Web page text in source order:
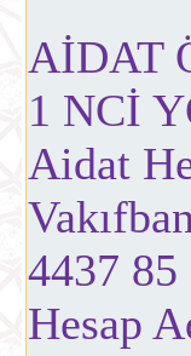
AİDAT
1 NCİ
Aidat
4437 85
Hesap